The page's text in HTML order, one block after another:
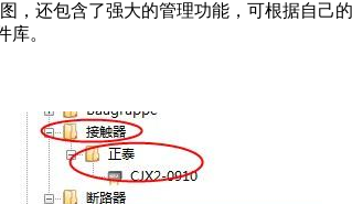
，还包含了强大的管理功能，可根据自己
库。